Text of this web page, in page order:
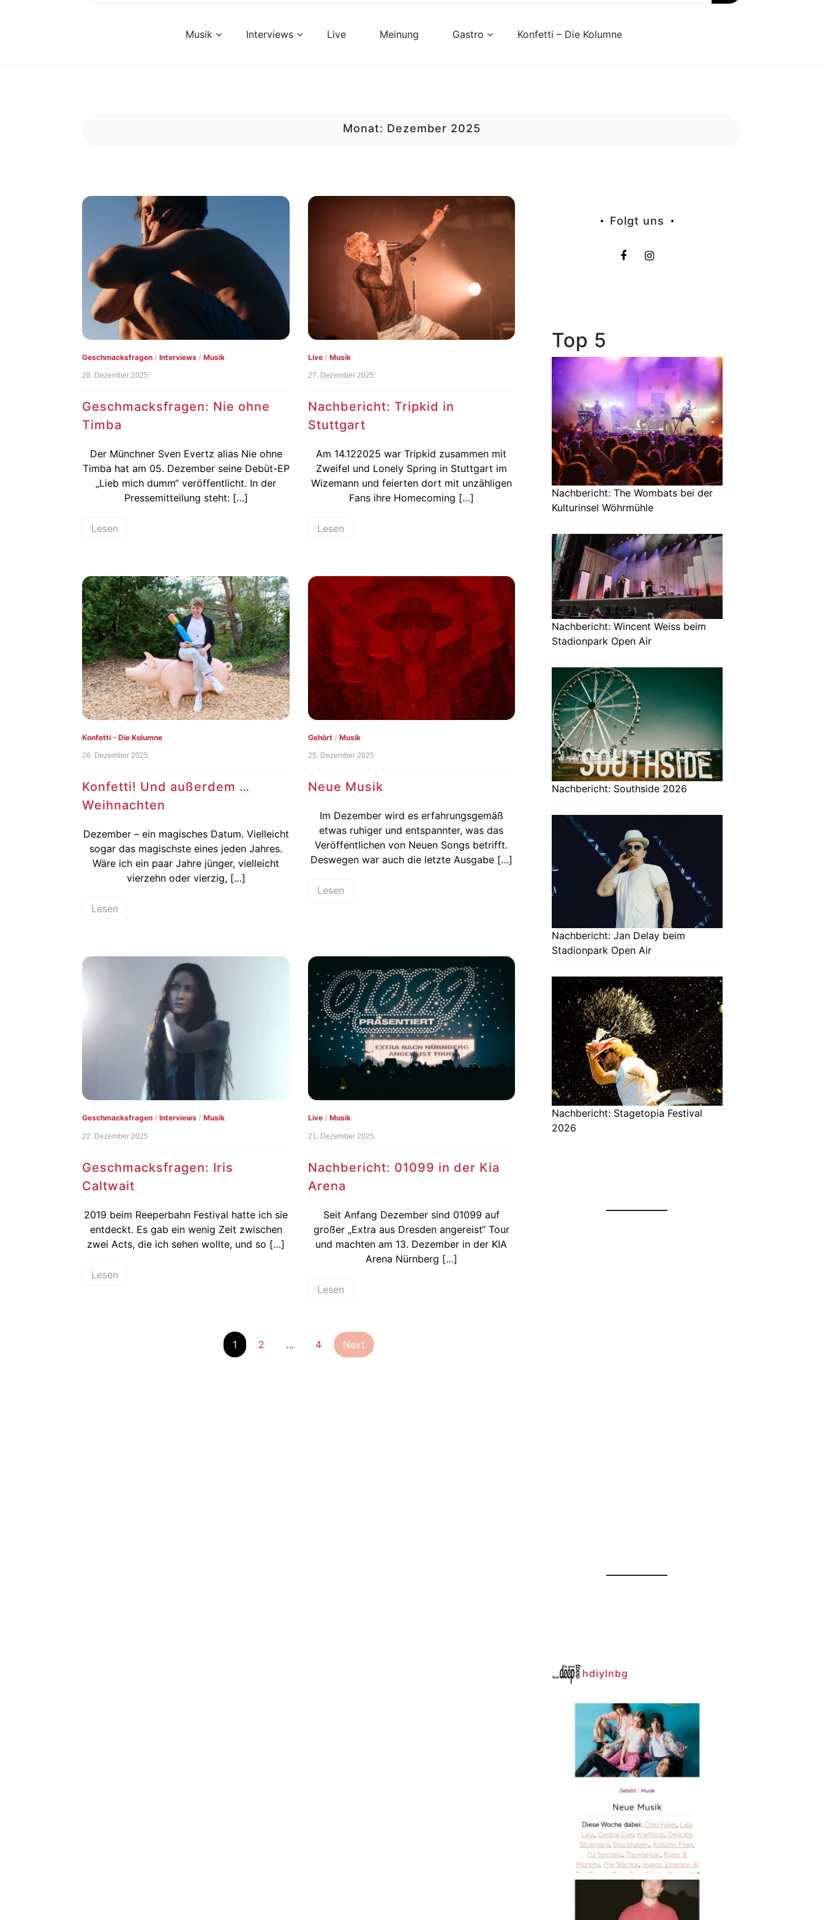
Musik Interviews Live Meinung Gastro Konfetti – Die Kolumne
Monat: Dezember 2025
Geschmacksfragen /Interviews /Musik
28. Dezember 2025
Geschmacksfragen: Nie ohne
Timba
Der Münchner Sven Evertz alias Nie ohne
Timba hat am 05. Dezember seine Debüt-EP
„Lieb mich dumm“ veröffentlicht. In der
Pressemitteilung steht: […]
Lesen
Live/ Musik
27. Dezember 2025
Nachbericht: Tripkid in
Stuttgart
Am 14.122025 war Tripkid zusammen mit
Zweifel und Lonely Spring in Stuttgart im
Wizemann und feierten dort mit unzähligen
Fans ihre Homecoming […]
Lesen
Konfetti - Die Kolumne
26. Dezember 2025
Konfetti! Und außerdem …
Weihnachten
Dezember – ein magisches Datum. Vielleicht
sogar das magischste eines jeden Jahres.
Wäre ich ein paar Jahre jünger, vielleicht
vierzehn oder vierzig, […]
Lesen
Gehört/ Musik
25. Dezember 2025
Neue Musik
Im Dezember wird es erfahrungsgemäß
etwas ruhiger und entspannter, was das
Veröffentlichen von Neuen Songs betrifft.
Deswegen war auch die letzte Ausgabe […]
Lesen
Geschmacksfragen /Interviews /Musik
22. Dezember 2025
Geschmacksfragen: Iris
Caltwait
2019 beim Reeperbahn Festival hatte ich sie
entdeckt. Es gab ein wenig Zeit zwischen
zwei Acts, die ich sehen wollte, und so […]
Lesen
Live/ Musik
21. Dezember 2025
Nachbericht: 01099 in der Kia
Arena
Seit Anfang Dezember sind 01099 auf
großer „Extra aus Dresden angereist“ Tour
und machten am 13. Dezember in der KIA
Arena Nürnberg […]
Lesen
Seitennummerierung
1 2 … 4 Next
Folgt uns
Top 5
Nachbericht: The Wombats bei der
Kulturinsel Wöhrmühle
Nachbericht: Wincent Weiss beim
Stadionpark Open Air
Nachbericht: Southside 2026
Nachbericht: Jan Delay beim
Stadionpark Open Air
Nachbericht: Stagetopia Festival
2026
hdiylnbg